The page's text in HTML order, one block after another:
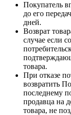
Покупатель
до его
дней.
Возврат
случае если
товара.
При отказе
возвратить
последнему
продавца на
товара, не